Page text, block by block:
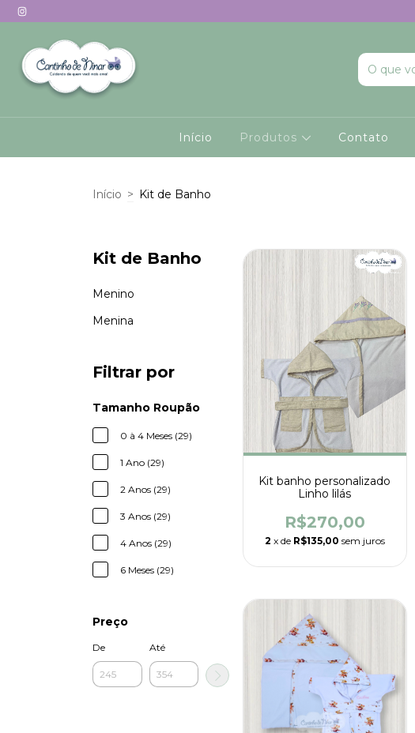
Início Produtos Contato
Início > Kit de Banho
Kit de Banho
Menino
Menina
Filtrar por
Tamanho Roupão
0 à 4 Meses (29)
1 Ano (29)
2 Anos (29)
3 Anos (29)
4 Anos (29)
6 Meses (29)
Preço
De Até
Kit banho personalizado
Linho lilás
R$270,00
2 x de R$135,00 sem juros